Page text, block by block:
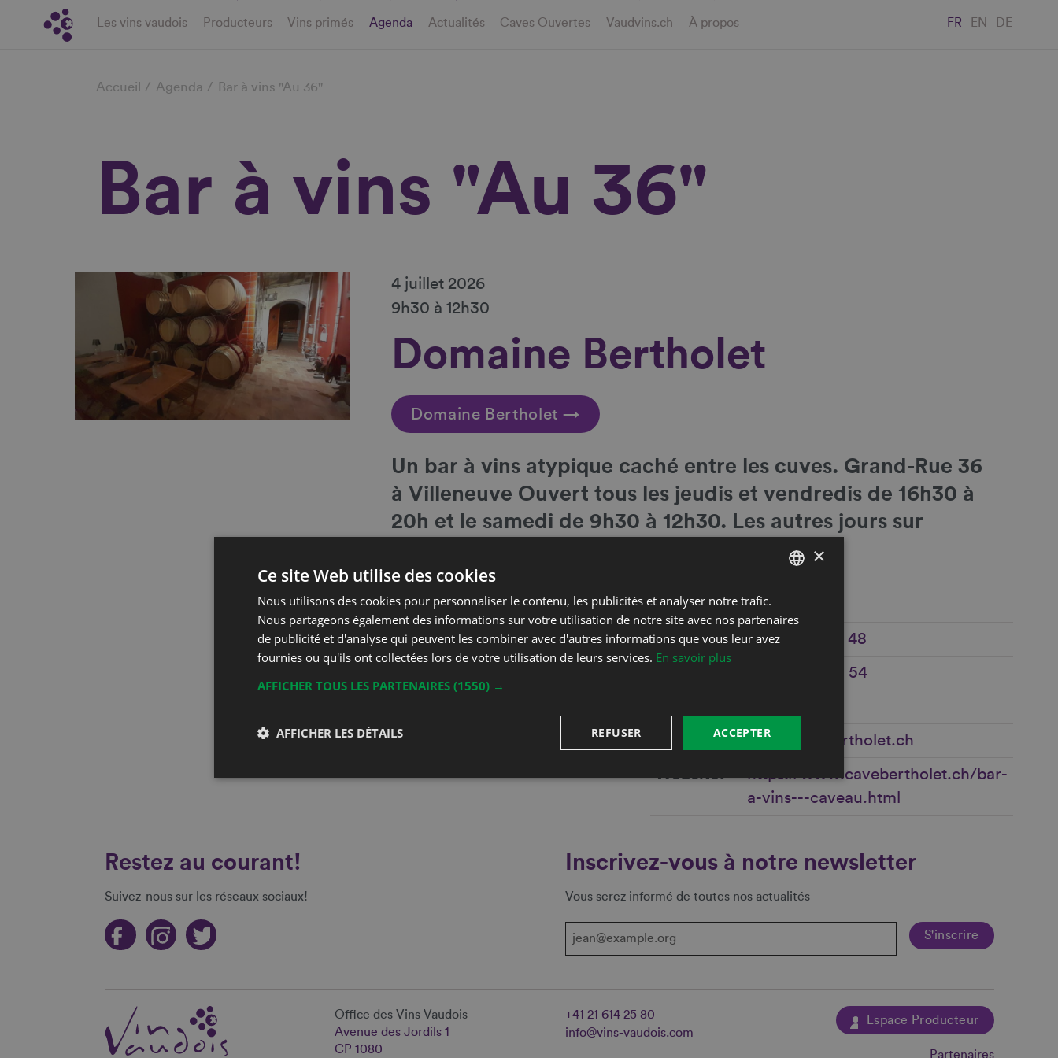
Les vins vaudois Producteurs Vins primés Agenda Actualités Caves Ouvertes Vaudvins.ch À propos FR EN DE
Fil
Accueil Agenda Bar à vins "Au 36"
Bar à vins "Au 36"
4 juillet 2026
9h30 à 12h30
Domaine Bertholet
Domaine Bertholet →
Un bar à vins atypique caché entre les cuves. Grand-Rue 36
à Villeneuve Ouvert tous les jeudis et vendredis de 16h30 à
20h et le samedi de 9h30 à 12h30. Les autres jours sur
Coordonnées
Christophe Bertholet
Grand Rue 36
1844 Villeneuve
Phone +41 21 960 22 48
+41 79 587 75 54
info@cavebertholet.ch
Website
https://www.cavebertholet.ch/bar-
a-vins---caveau.html
Restez au courant!
Suivez-nous sur les réseaux sociaux!
Inscrivez-vous à notre newsletter
Vous serez informé de toutes nos actualités
Office des Vins Vaudois
Avenue des Jordils 1
CP 1080
+41 21 614 25 80
info@vins-vaudois.com
Espace Producteur
Partenaires
DEUTSCH
×
Ce site Web utilise des cookies
Nous utilisons des cookies pour personnaliser le contenu, les publicités et analyser notre trafic.
Nous partageons également des informations sur votre utilisation de notre site avec nos partenaires
de publicité et d'analyse qui peuvent les combiner avec d'autres informations que vous leur avez
fournies ou qu'ils ont collectées lors de votre utilisation de leurs services. En savoir plus
AFFICHER TOUS LES PARTENAIRES (1550) →
ACCEPTER
REFUSER
AFFICHER LES DÉTAILS